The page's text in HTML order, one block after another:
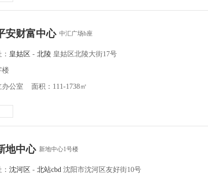
安财富中心中汇广场b座
皇姑区 - 北陵 皇姑区北陵大街17号
楼
办公室 面积：111-1738㎡
地中心新地中心1号楼
沈河区 - 北站cbd 沈阳市沈河区友好街10号